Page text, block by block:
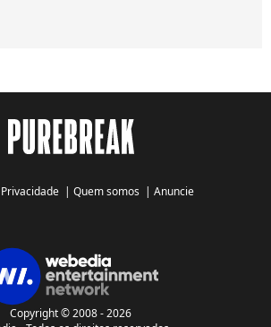
| Quem somos | Anuncie
Copyright © 2008 - 2026